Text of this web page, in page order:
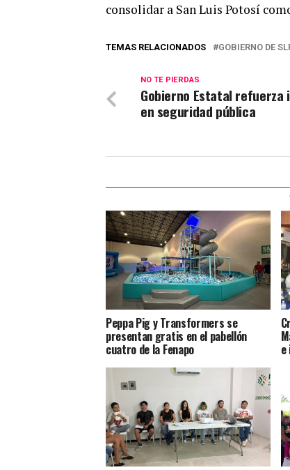
consolidar a San Luis Potosí
TEMAS RELACIONADOS GOBIERNO DE
NO TE PIERDAS
Gobierno Estatal refuerza
en seguridad pública
Peppa Pig y Transformers se
presentan gratis en el pabellón
cuatro de la Fenapo